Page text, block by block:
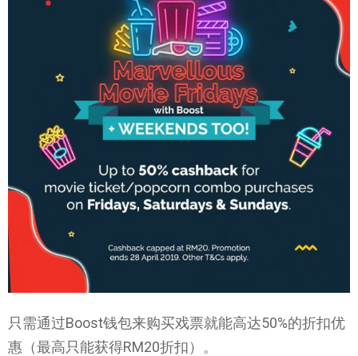
只需通过Boost钱包来购买戏票就能高达50%的折扣优
惠（最高只能获得RM20折扣）。